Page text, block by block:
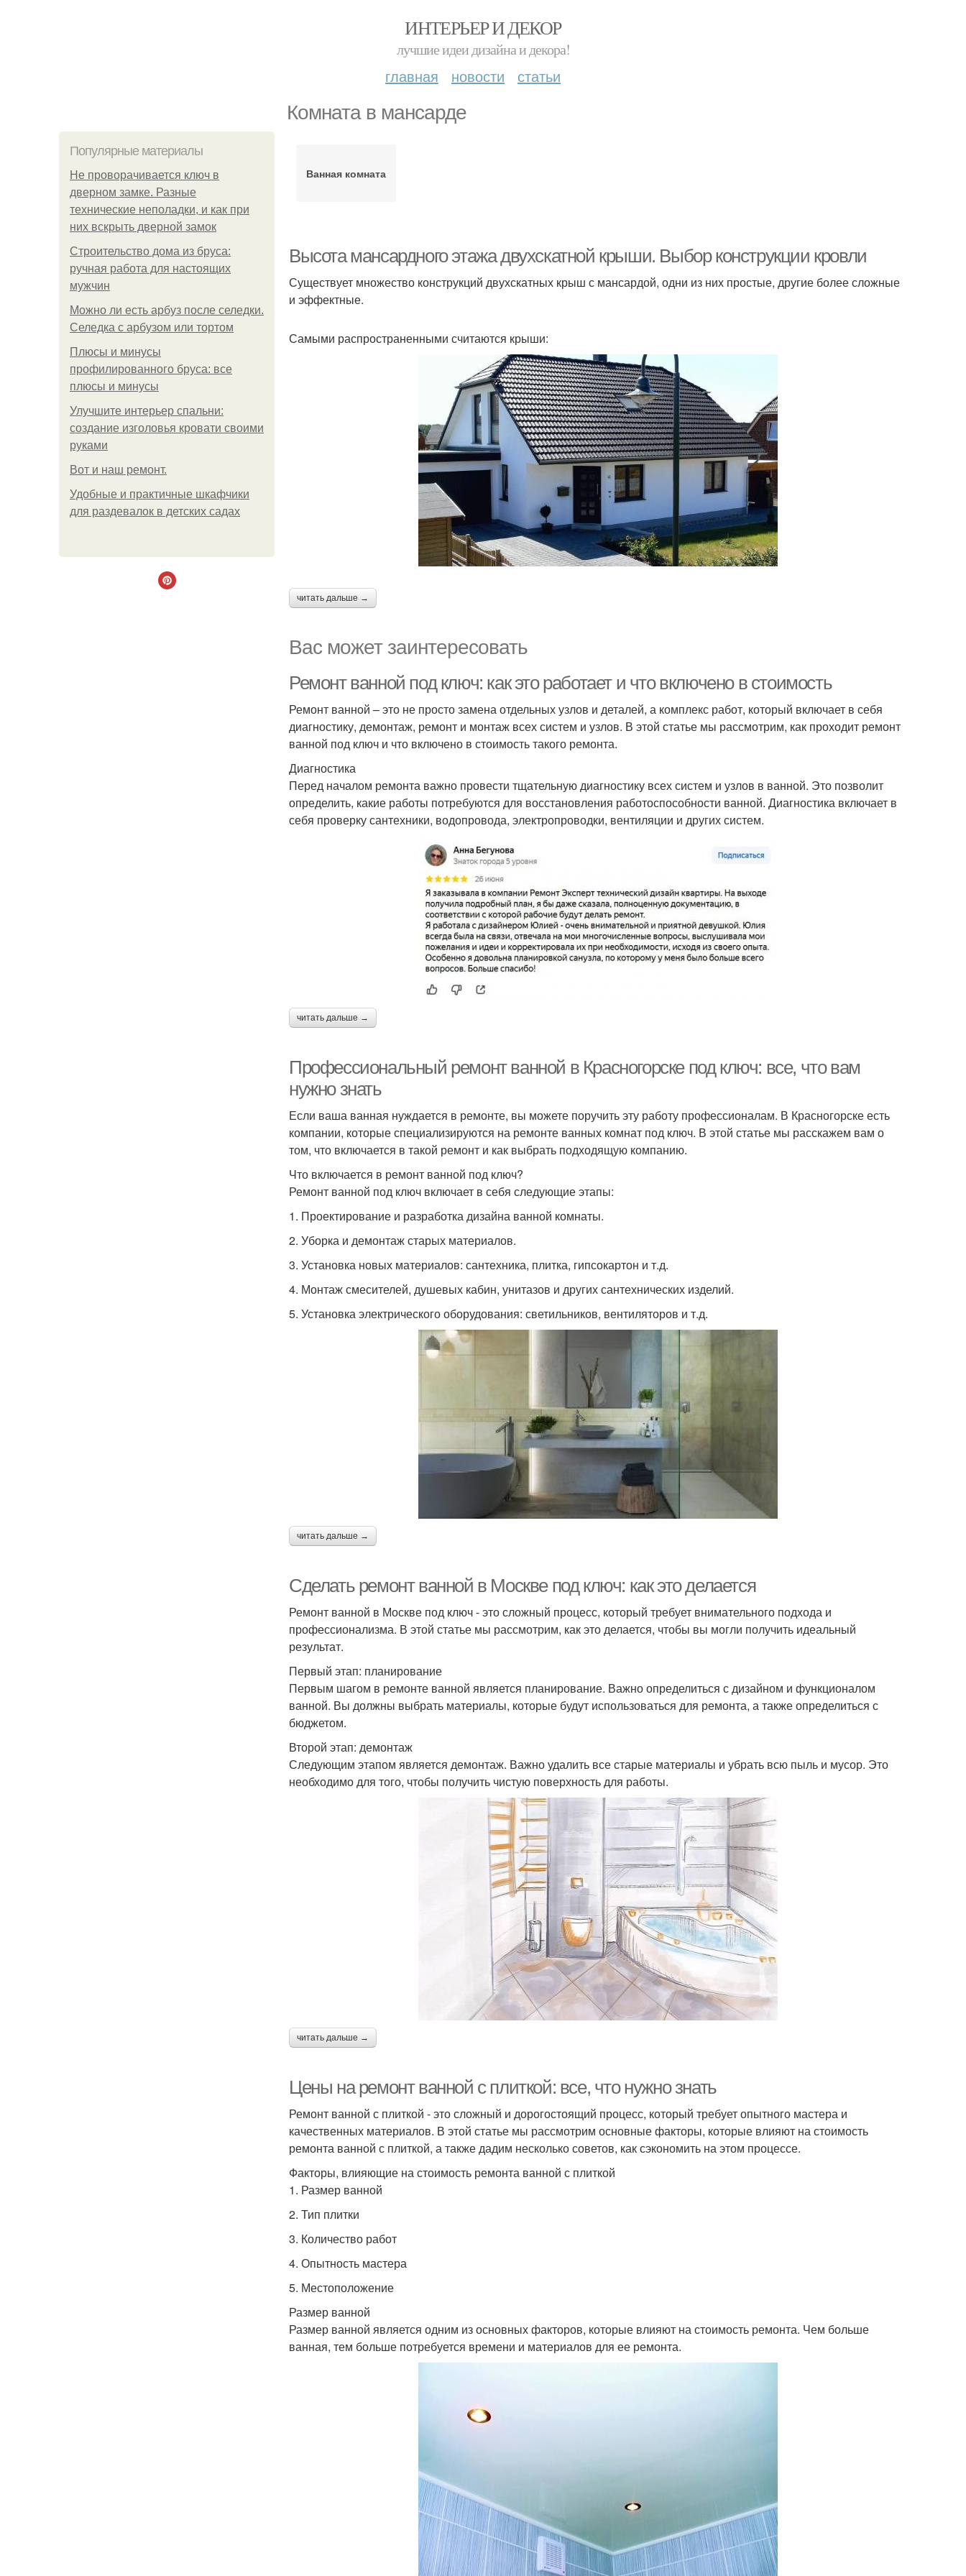
ИНТЕРЬЕР И ДЕКОР
лучшие идеи дизайна и декора!
главная новости статьи
Комната в мансарде
Популярные материалы
Не проворачивается ключ в
дверном замке. Разные
технические неполадки, и как при
них вскрыть дверной замок
Строительство дома из бруса:
ручная работа для настоящих
мужчин
Можно ли есть арбуз после селедки.
Селедка с арбузом или тортом
Плюсы и минусы
профилированного бруса: все
плюсы и минусы
Улучшите интерьер спальни:
создание изголовья кровати своими
руками
Boт и наш ремoнт.
Удобные и практичные шкафчики
для раздевалок в детских садах
Ванная комната
Высота мансардного этажа двухскатной крыши. Выбор конструкции кровли
Существует множество конструкций двухскатных крыш с мансардой, одни из них простые, другие более сложные
и эффектные.
Самыми распространенными считаются крыши:
читать дальше →
Вас может заинтересовать
Ремонт ванной под ключ: как это работает и что включено в стоимость
Ремонт ванной – это не просто замена отдельных узлов и деталей, а комплекс работ, который включает в себя
диагностику, демонтаж, ремонт и монтаж всех систем и узлов. В этой статье мы рассмотрим, как проходит ремонт
ванной под ключ и что включено в стоимость такого ремонта.
Диагностика
Перед началом ремонта важно провести тщательную диагностику всех систем и узлов в ванной. Это позволит
определить, какие работы потребуются для восстановления работоспособности ванной. Диагностика включает в
себя проверку сантехники, водопровода, электропроводки, вентиляции и других систем.
читать дальше →
Профессиональный ремонт ванной в Красногорске под ключ: все, что вам
нужно знать
Если ваша ванная нуждается в ремонте, вы можете поручить эту работу профессионалам. В Красногорске есть
компании, которые специализируются на ремонте ванных комнат под ключ. В этой статье мы расскажем вам о
том, что включается в такой ремонт и как выбрать подходящую компанию.
Что включается в ремонт ванной под ключ?
Ремонт ванной под ключ включает в себя следующие этапы:
1. Проектирование и разработка дизайна ванной комнаты.
2. Уборка и демонтаж старых материалов.
3. Установка новых материалов: сантехника, плитка, гипсокартон и т.д.
4. Монтаж смесителей, душевых кабин, унитазов и других сантехнических изделий.
5. Установка электрического оборудования: светильников, вентиляторов и т.д.
читать дальше →
Сделать ремонт ванной в Москве под ключ: как это делается
Ремонт ванной в Москве под ключ - это сложный процесс, который требует внимательного подхода и
профессионализма. В этой статье мы рассмотрим, как это делается, чтобы вы могли получить идеальный
результат.
Первый этап: планирование
Первым шагом в ремонте ванной является планирование. Важно определиться с дизайном и функционалом
ванной. Вы должны выбрать материалы, которые будут использоваться для ремонта, а также определиться с
бюджетом.
Второй этап: демонтаж
Следующим этапом является демонтаж. Важно удалить все старые материалы и убрать всю пыль и мусор. Это
необходимо для того, чтобы получить чистую поверхность для работы.
читать дальше →
Цены на ремонт ванной с плиткой: все, что нужно знать
Ремонт ванной с плиткой - это сложный и дорогостоящий процесс, который требует опытного мастера и
качественных материалов. В этой статье мы рассмотрим основные факторы, которые влияют на стоимость
ремонта ванной с плиткой, а также дадим несколько советов, как сэкономить на этом процессе.
Факторы, влияющие на стоимость ремонта ванной с плиткой
1. Размер ванной
2. Тип плитки
3. Количество работ
4. Опытность мастера
5. Местоположение
Размер ванной
Размер ванной является одним из основных факторов, которые влияют на стоимость ремонта. Чем больше
ванная, тем больше потребуется времени и материалов для ее ремонта.